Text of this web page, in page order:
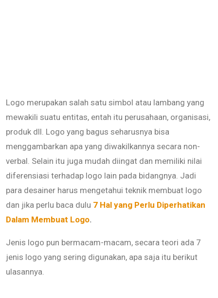
Logo merupakan salah satu simbol atau lambang yang
mewakili suatu entitas, entah itu perusahaan, organisasi,
produk dll. Logo yang bagus seharusnya bisa
menggambarkan apa yang diwakilkannya secara non-
verbal. Selain itu juga mudah diingat dan memiliki nilai
diferensiasi terhadap logo lain pada bidangnya. Jadi
para desainer harus mengetahui teknik membuat logo
dan jika perlu baca dulu 7 Hal yang Perlu Diperhatikan
Dalam Membuat Logo.
Jenis logo pun bermacam-macam, secara teori ada 7
jenis logo yang sering digunakan, apa saja itu berikut
ulasannya.